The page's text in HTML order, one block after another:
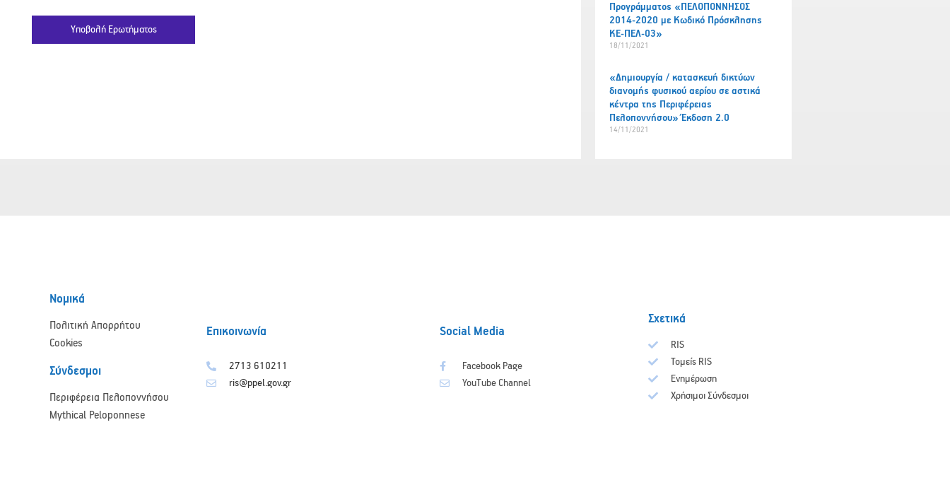
Προγράμματος «ΠΕΛΟΠΟΝΝΗΣΟΣ
2014-2020 με Κωδικό Πρόσκλησης
ΚΕ-ΠΕΛ-03»
18/11/2021
«Δημιουργία / κατασκευή δικτύων
διανομής φυσικού αερίου σε αστικά
κέντρα της Περιφέρειας
Πελοποννήσου» Έκδοση 2.0
14/11/2021
Νομικά
Πολιτική Απορρήτου
Cookies
Σύνδεσμοι
Περιφέρεια Πελοποννήσου
Mythical Peloponnese
Επικοινωνία
2713 610211
ris@ppel.gov.gr
Social Media
Facebook Page
YouTube Channel
Σχετικά
RIS
Τομείς RIS
Ενημέρωση
Χρήσιμοι Σύνδεσμοι